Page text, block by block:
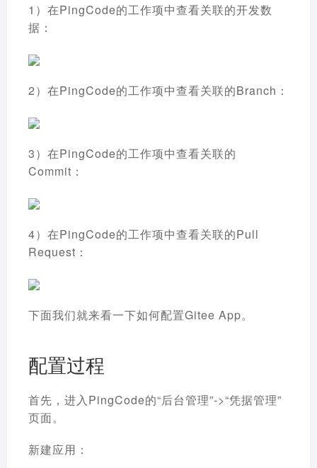
1）在PingCode的工作项中查看关联的开发数
据：
2）在PingCode的工作项中查看关联的Branch：
3）在PingCode的工作项中查看关联的
Commit：
4）在PingCode的工作项中查看关联的Pull
Request：
下面我们就来看一下如何配置Gitee App。
配置过程
首先，进入PingCode的“后台管理”->“凭据管理”
页面。
新建应用：